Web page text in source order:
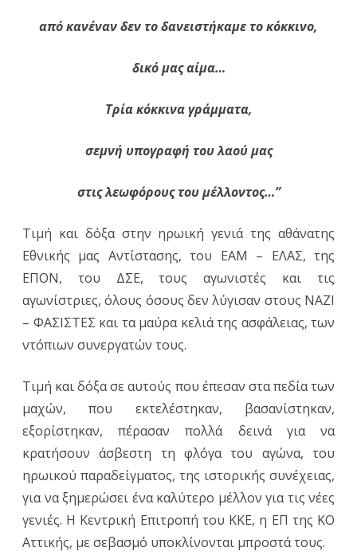
από κανέναν δεν το δανειστήκαμε το κόκκινο,
δικό μας αίμα…
Τρία κόκκινα γράμματα,
σεμνή υπογραφή του λαού μας
στις λεωφόρους του μέλλοντος…”
Τιμή και δόξα στην ηρωική γενιά της αθάνατης
Εθνικής μας Αντίστασης, του ΕΑΜ – ΕΛΑΣ, της
ΕΠΟΝ, του ΔΣΕ, τους αγωνιστές και τις
αγωνίστριες, όλους όσους δεν λύγισαν στους ΝΑΖΙ
– ΦΑΣΙΣΤΕΣ και τα μαύρα κελιά της ασφάλειας, των
ντόπιων συνεργατών τους.
Τιμή και δόξα σε αυτούς που έπεσαν στα πεδία των
μαχών, που εκτελέστηκαν, βασανίστηκαν,
εξορίστηκαν, πέρασαν πολλά δεινά για να
κρατήσουν άσβεστη τη φλόγα του αγώνα, του
ηρωικού παραδείγματος, της ιστορικής συνέχειας,
για να ξημερώσει ένα καλύτερο μέλλον για τις νέες
γενιές. Η Κεντρική Επιτροπή του ΚΚΕ, η ΕΠ της ΚΟ
Αττικής, με σεβασμό υποκλίνονται μπροστά τους.